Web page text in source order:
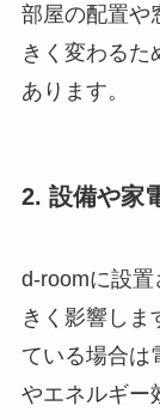
部屋の配置や
きく変わるた
あります。
2. 設備や家
d-roomに設
きく影響しま
ている場合は
やエネルギー